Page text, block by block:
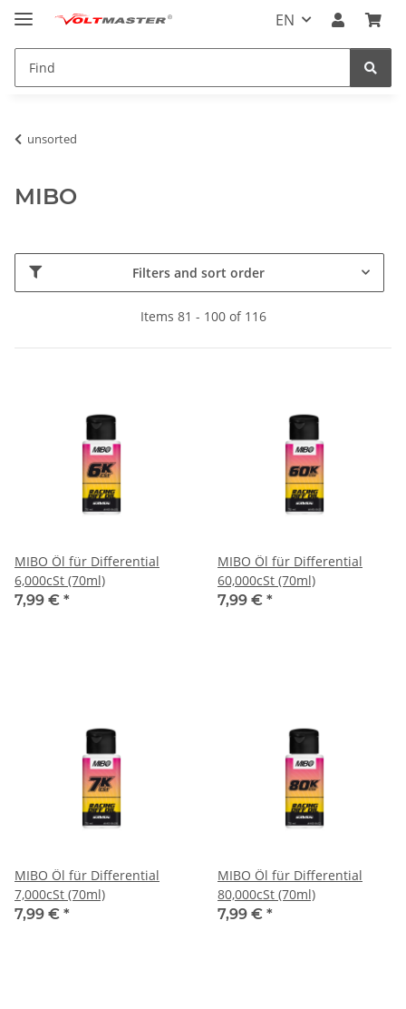
EN
unsorted
MIBO
Filters and sort order
Items 81 - 100 of 116
MIBO Öl für Differential
6,000cSt (70ml)
7,99 € *
MIBO Öl für Differential
60,000cSt (70ml)
7,99 € *
MIBO Öl für Differential
7,000cSt (70ml)
7,99 € *
MIBO Öl für Differential
80,000cSt (70ml)
7,99 € *